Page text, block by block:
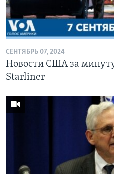
СЕНТЯБРЬ 07, 2024
Новости США за
Starliner